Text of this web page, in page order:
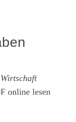
online lesen